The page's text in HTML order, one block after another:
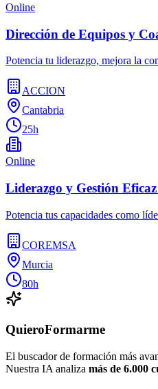
Online
Dirección de Equipos y
Potencia tu liderazgo, mejora la
ACCION
Cantabria
25h
Online
Liderazgo y Gestión
Potencia tus capacidades como
COREMSA
Murcia
80h
QuieroFormarme
El buscador de formación más
Nuestra IA analiza más de 6.000